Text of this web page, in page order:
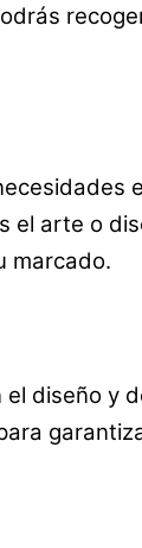
el arte o
marcado.
diseño y